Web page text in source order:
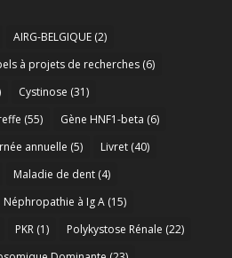
AIRG-BELGIQUE(2)
à projets de recherches(6)
Cystinose (31)
(55) Gène HNF1-beta (6)
annuelle (5) Livret(40)
Maladie de dent(4)
Néphropathie à Ig A(15)
PKR(1) Polykystose Rénale (22)